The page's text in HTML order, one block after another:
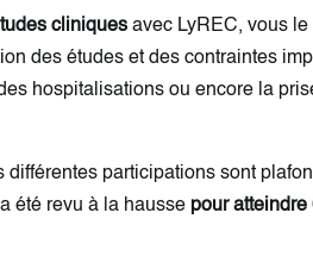
cliniques avec LyREC, vous
des études et des contraintes
hospitalisations ou encore la
participations sont
été revu à la hausse pour